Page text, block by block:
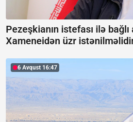
Pezeşkianın istefası ilə bağlı
Xameneidən üzr
6 Avqust 16:47